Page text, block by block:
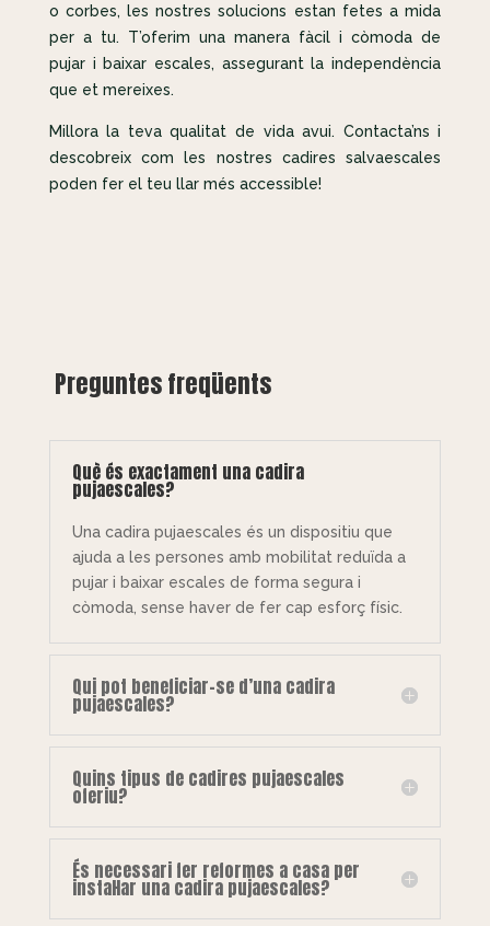
o corbes, les nostres solucions estan fetes a mida
per a tu. T’oferim una manera fàcil i còmoda de
pujar i baixar escales, assegurant la independència
que et mereixes.
Millora la teva qualitat de vida avui. Contacta’ns i
descobreix com les nostres cadires salvaescales
poden fer el teu llar més accessible!
Preguntes freqüents
Què és exactament una cadira
pujaescales?
Una cadira pujaescales és un dispositiu que
ajuda a les persones amb mobilitat reduïda a
pujar i baixar escales de forma segura i
còmoda, sense haver de fer cap esforç físic.
Qui pot beneficiar-se d’una cadira
pujaescales?
Quins tipus de cadires pujaescales
oferiu?
És necessari fer reformes a casa per
instal·lar una cadira pujaescales?